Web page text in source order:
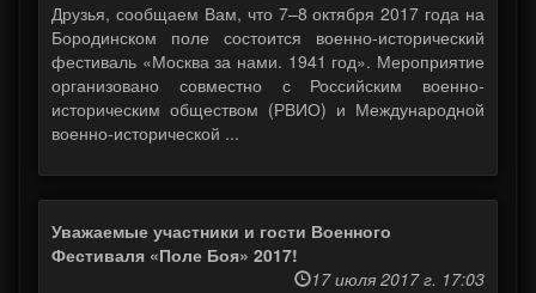
Друзья, сообщаем Вам, что 7–8 октября 2017 года на
Бородинском поле состоится военно-исторический
фестиваль «Москва за нами. 1941 год». Мероприятие
организовано совместно с Российским военно-
историческим обществом (РВИО) и Международной
военно-исторической ...
Уважаемые участники и гости Военного
Фестиваля «Поле Боя» 2017!
17 июля 2017 г. 17:03